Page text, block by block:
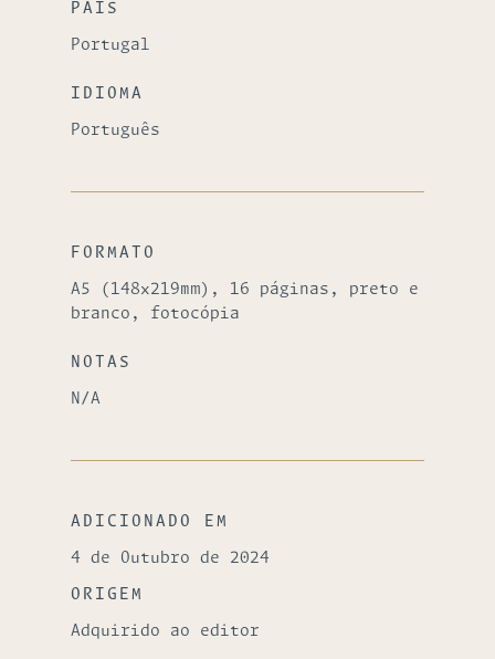
PAÍS
Portugal
IDIOMA
Português
FORMATO
A5 (148x219mm), 16 páginas, preto e
branco, fotocópia
NOTAS
N/A
ADICIONADO EM
4 de Outubro de 2024
ORIGEM
Adquirido ao editor